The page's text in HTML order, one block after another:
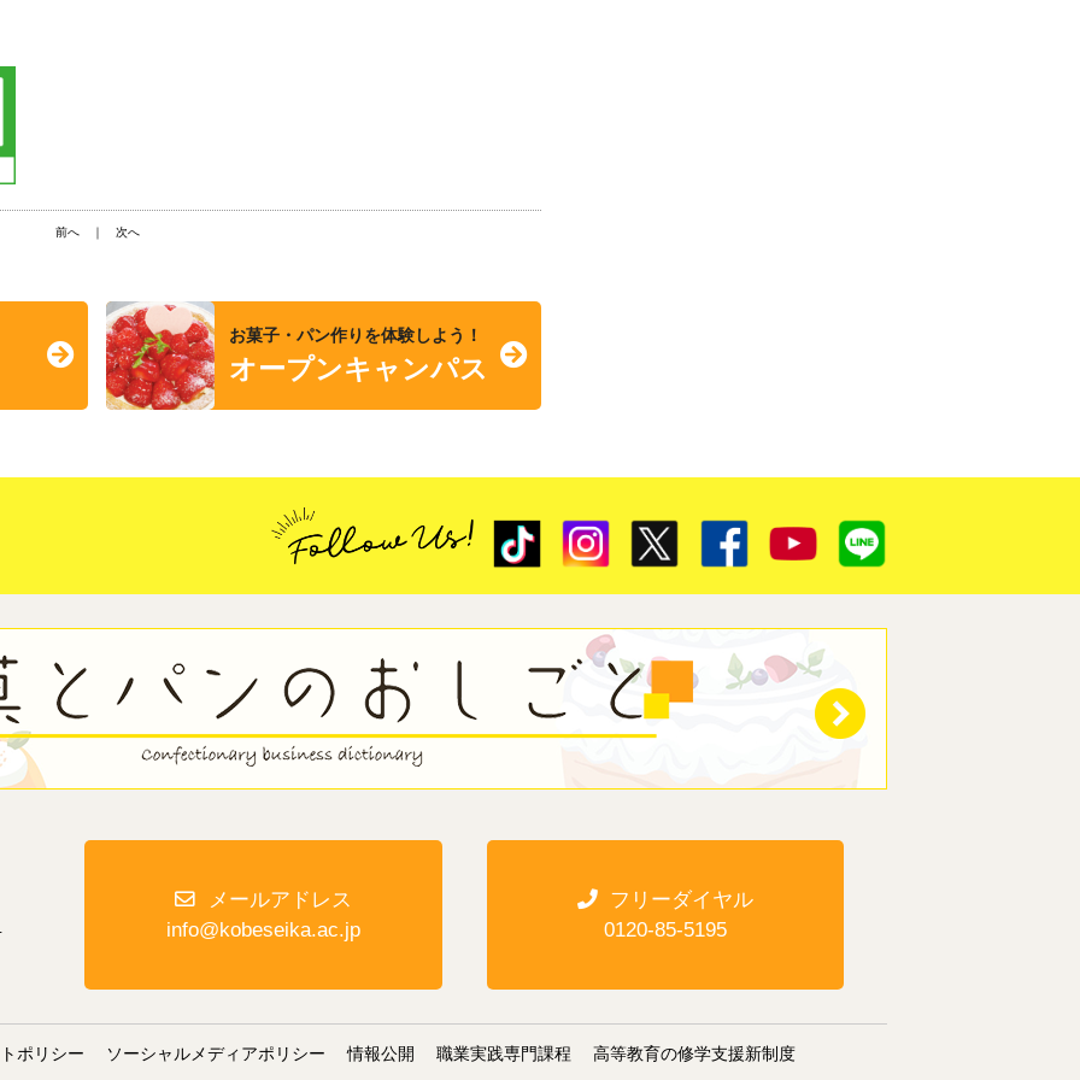
前へ｜ 次へ
お菓子・パン作りを体験しよう！
オープンキャンパス
メールアドレス
info@kobeseika.ac.jp
フリーダイヤル
0120-85-5195
ポリシー ソーシャルメディアポリシー 情報公開 職業実践専門課程 高等教育の修学支援新制度